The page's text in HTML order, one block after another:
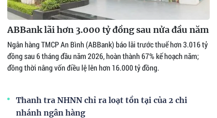
ABBank lãi hơn 3.000 tỷ đồng sau nửa đầu năm
Ngân hàng TMCP An Bình (ABBank) báo lãi trước thuế hơn 3.016 tỷ
đồng sau 6 tháng đầu năm 2026, hoàn thành 67% kế hoạch năm;
đồng thời nâng vốn điều lệ lên hơn 16.000 tỷ đồng.
Thanh tra NHNN chỉ ra loạt tồn tại của 2 chi
nhánh ngân hàng